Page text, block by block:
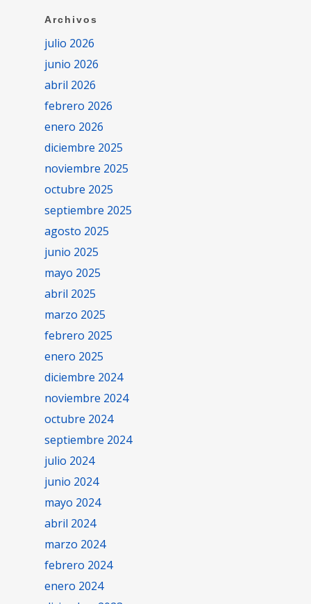
Archivos
julio 2026
junio 2026
abril 2026
febrero 2026
enero 2026
diciembre 2025
noviembre 2025
octubre 2025
septiembre 2025
agosto 2025
junio 2025
mayo 2025
abril 2025
marzo 2025
febrero 2025
enero 2025
diciembre 2024
noviembre 2024
octubre 2024
septiembre 2024
julio 2024
junio 2024
mayo 2024
abril 2024
marzo 2024
febrero 2024
enero 2024